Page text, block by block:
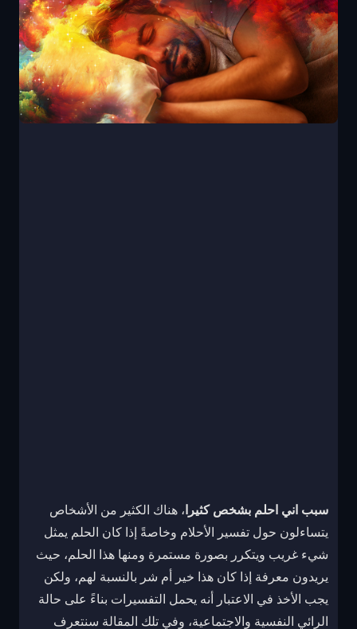
سبب اني احلم بشخص كثيرا ، هناك الكثير من الأشخاص
يتساءلون حول تفسير الأحلام وخاصةً إذا كان الحلم يمثل
شيء غريب ويتكرر بصورة مستمرة ومنها هذا الحلم، حيث
يريدون معرفة إذا كان هذا خير أم شر بالنسبة لهم، ولكن
يجب الأخذ في الاعتبار أنه يحمل التفسيرات بناءً على حالة
الرائي النفسية والاجتماعية، وفي تلك المقالة سنتعرف